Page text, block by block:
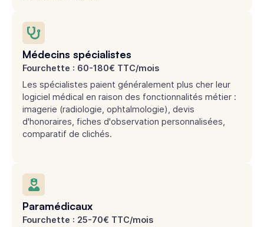
Médecins spécialistes
Fourchette : 60-180€ TTC/mois
Les spécialistes paient généralement plus cher leur
logiciel médical en raison des fonctionnalités métier :
imagerie (radiologie, ophtalmologie), devis
d'honoraires, fiches d'observation personnalisées,
comparatif de clichés.
Paramédicaux
Fourchette : 25-70€ TTC/mois